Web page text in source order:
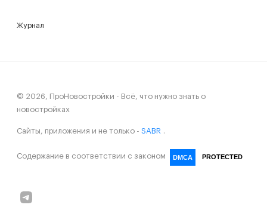
Журнал
© 2026, ПроНовостройки - Всё, что нужно знать о
новостройках
Сайты, приложения и не только - SABR .
Содержание в соответствии с законом DMCA PROTECTED